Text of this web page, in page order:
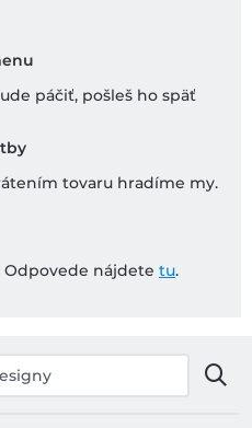
páčiť, pošleš ho späť
tovaru hradíme my.
Odpovede nájdete tu.